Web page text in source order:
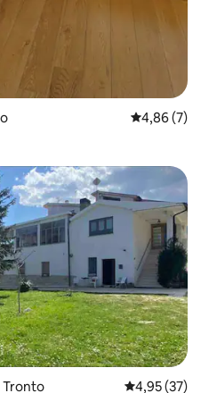
Évaluation
4,86 (7)
Tronto Évaluation
4,95 (37)